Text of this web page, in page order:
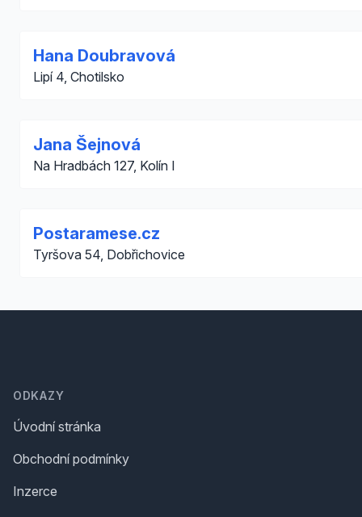
Hana Doubravová
Lipí 4, Chotilsko
Jana Šejnová
Na Hradbách 127, Kolín I
Postaramese.cz
Tyršova 54, Dobřichovice
ODKAZY
Úvodní stránka
Obchodní podmínky
Inzerce